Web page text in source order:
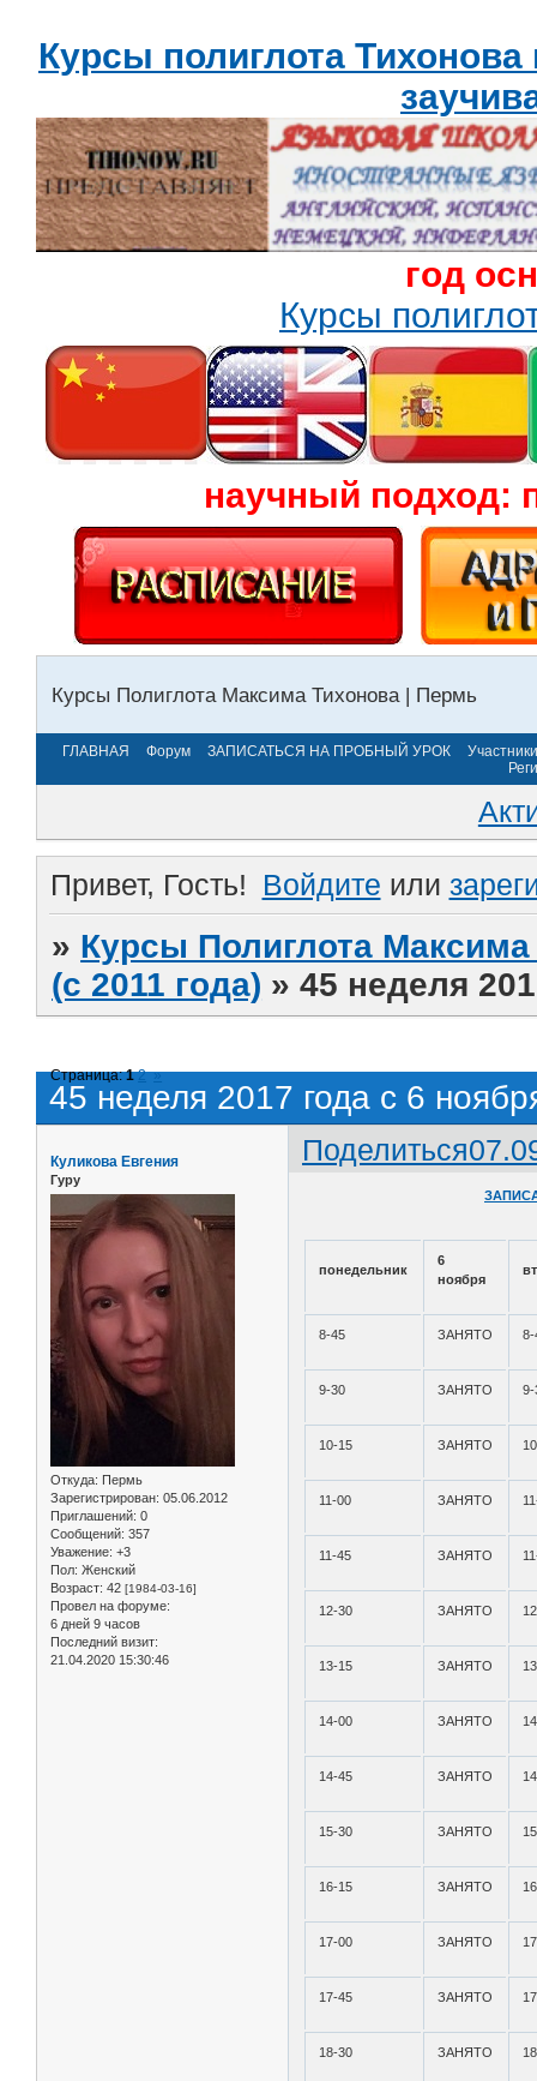
Курсы полиглота
год
Курсы
научный подход:
Курсы Полиглота Максима Тихонова | Пермь
ГЛАВНАЯ Форум ЗАПИСАТЬСЯ НА ПРОБНЫЙ УРОК
Участники
Привет, Гость! Войдите или
» Курсы Полиглота
(с 2011 года) »45 неделя
45 неделя 2017 года с 6
Страница:1 2 »
Поделиться
Куликова Евгения
Гуру
Откуда: Пермь
Зарегистрирован: 05.06.2012
Приглашений: 0
Сообщений: 357
Уважение: +3
Пол: Женский
Возраст: 42 [1984-03-16]
Провел на форуме:
6 дней 9 часов
Последний визит:
21.04.2020 15:30:46
понедельник
6
ноября
8-45 ЗАНЯТО 8-
9-30 ЗАНЯТО 9-
10-15 ЗАНЯТО
11-00 ЗАНЯТО
11-45 ЗАНЯТО
12-30 ЗАНЯТО
13-15 ЗАНЯТО
14-00 ЗАНЯТО
14-45 ЗАНЯТО
15-30 ЗАНЯТО
16-15 ЗАНЯТО
17-00 ЗАНЯТО
17-45 ЗАНЯТО
18-30 ЗАНЯТО